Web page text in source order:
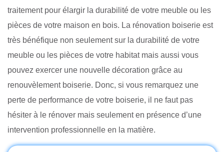
traitement pour élargir la durabilité de votre meuble ou les
pièces de votre maison en bois. La rénovation boiserie est
très bénéfique non seulement sur la durabilité de votre
meuble ou les pièces de votre habitat mais aussi vous
pouvez exercer une nouvelle décoration grâce au
renouvèlement boiserie. Donc, si vous remarquez une
perte de performance de votre boiserie, il ne faut pas
hésiter à le rénover mais seulement en présence d’une
intervention professionnelle en la matière.